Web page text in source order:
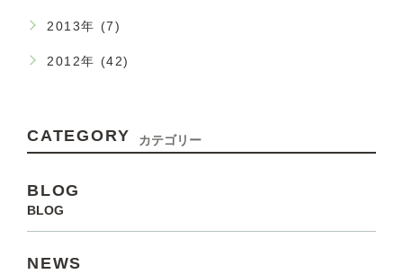
2013年 (7)
2012年 (42)
CATEGORY カテゴリー
BLOG
BLOG
NEWS